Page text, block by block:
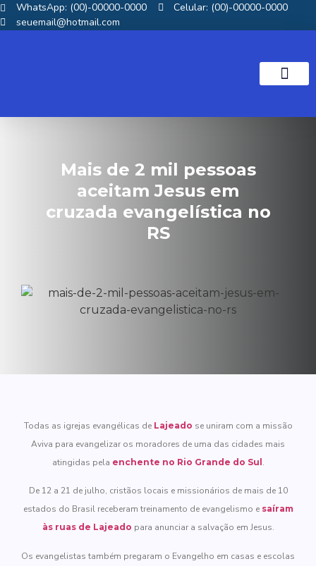
WhatsApp: (00)-00000-0000
Celular: (00)-00000-0000
seuemail@hotmail.com
Mais de 2 mil pessoas
aceitam Jesus em
cruzada evangelística no
RS
Todas as igrejas evangélicas deLajeado se uniram com a missão
Aviva para evangelizar os moradores de uma das cidades mais
atingidas pela enchente no Rio Grande do Sul .
De 12 a 21 de julho, cristãos locais e missionários de mais de 10
estados do Brasil receberam treinamento de evangelismo e saíram
às ruas de Lajeado para anunciar a salvação em Jesus.
Os evangelistas também pregaram o Evangelho em casas e escolas